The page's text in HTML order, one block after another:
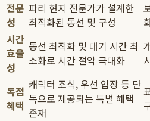
전문
성
파리 현지 전문가가 설계한
최적화된 동선 및 구성
시간
효율
성
동선 최적화 및 대기 시간 최
소화로 시간 절약 극대화
독점
혜택
캐릭터 조식, 우선 입장 등 단
독으로 제공되는 특별 혜택
존재